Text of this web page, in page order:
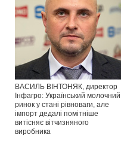
ВАСИЛЬ ВІНТОНЯК, директор
Інфагро: Український молочний
ринок у стані рівноваги, але
імпорт дедалі помітніше
витісняє вітчизняного
виробника